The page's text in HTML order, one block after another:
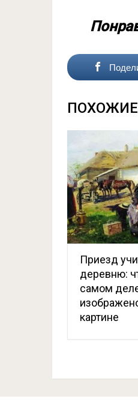
Приезд
деревню:
самом
картине